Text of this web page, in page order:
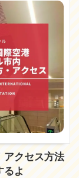
アクセス方法
るよ